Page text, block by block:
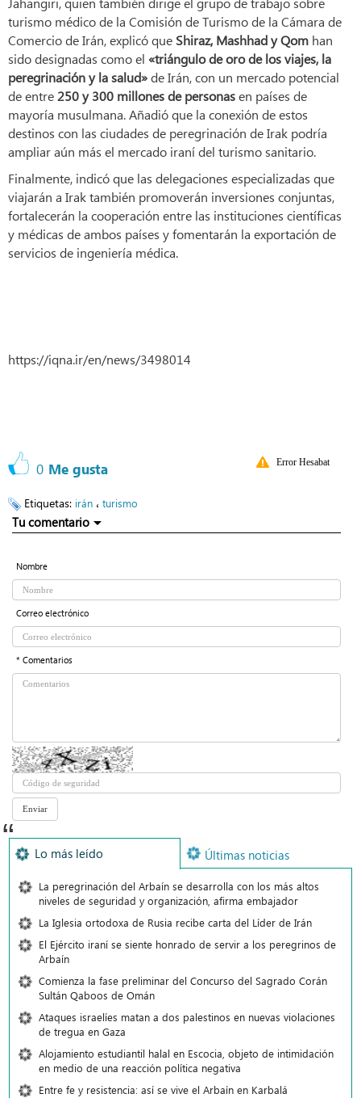
turismo médico de la Comisión de Turismo de la Cámara de
Comercio de Irán, explicó que Shiraz, Mashhad y Qom han
sido designadas como el «triángulo de oro de los viajes, la
peregrinación y la salud»de Irán, con un mercado potencial
de entre250 y 300 millones de personasen países de
mayoría musulmana. Añadió que la conexión de estos
destinos con las ciudades de peregrinación de Irak podría
ampliar aún más el mercado iraní del turismo sanitario.
Finalmente, indicó que las delegaciones especializadas que
viajarán a Irak también promoverán inversiones conjuntas,
fortalecerán la cooperación entre las instituciones científicas
y médicas de ambos países y fomentarán la exportación de
servicios de ingeniería médica.
https://iqna.ir/en/news/3498014
0 Me gusta Error Hesabat
Etiquetas: irán ، turismo
Tu comentario
Nombre
Correo electrónico
* Comentarios
Lo más leído Últimas noticias
La peregrinación del Arbaín se desarrolla con los más altos
niveles de seguridad y organización, afirma embajador
La Iglesia ortodoxa de Rusia recibe carta del Líder de Irán
El Ejército iraní se siente honrado de servir a los peregrinos de
Arbaín
Comienza la fase preliminar del Concurso del Sagrado Corán
Sultán Qaboos de Omán
Ataques israelíes matan a dos palestinos en nuevas violaciones
de tregua en Gaza
Alojamiento estudiantil halal en Escocia, objeto de intimidación
en medio de una reacción política negativa
Entre fe y resistencia: así se vive el Arbaín en Karbalá